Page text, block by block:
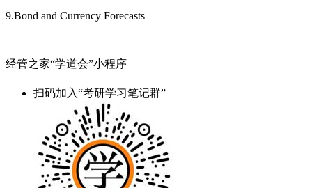
9.Bond and Currency Forecasts
经管之家“学道会”小程序
扫码加入“考研学习笔记群”